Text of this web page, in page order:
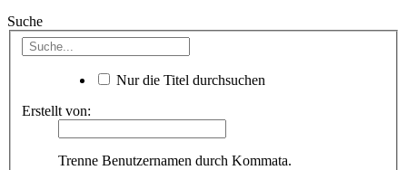
Suche
Nur die Titel durchsuchen
Erstellt von:
Trenne Benutzernamen durch Kommata.